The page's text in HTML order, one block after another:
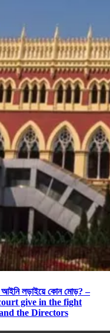
আইনি লড়াইয়ে কোন মোড়? –
give in the fight
the Directors